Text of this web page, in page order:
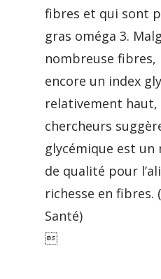
fibres et qui sont
gras oméga 3.
nombreuse
encore un index
relativement haut,
chercheurs
glycémique est
de qualité pour
richesse en fibres.
Santé)
